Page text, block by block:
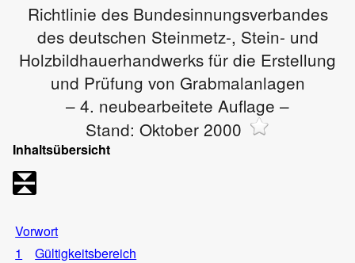
Richtlinie des Bundesinnungsverbandes
des deutschen Steinmetz-, Stein- und
Holzbildhauerhandwerks für die Erstellung
und Prüfung von Grabmalanlagen
– 4. neubearbeitete Auflage –
Stand: Oktober 2000
Inhaltsübersicht
Vorwort
1
Gültigkeitsbereich